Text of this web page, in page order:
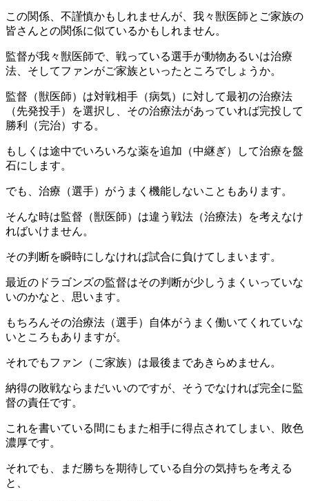
この関係、不謹慎かもしれませんが、我々獣医師とご家族の
皆さんとの関係に似ているかもしれません。
監督が我々獣医師で、戦っている選手が動物あるいは治療
法、そしてファンがご家族といったところでしょうか。
監督（獣医師）は対戦相手（病気）に対して最初の治療法
（先発投手）を選択し、その治療法があっていれば完投して
勝利（完治）する。
もしくは途中でいろいろな薬を追加（中継ぎ）して治療を盤
石にします。
でも、治療（選手）がうまく機能しないこともあります。
そんな時は監督（獣医師）は違う戦法（治療法）を考えなけ
ればいけません。
その判断を瞬時にしなければ試合に負けてしまいます。
最近のドラゴンズの監督はその判断が少しうまくいっていな
いのかなと、思います。
もちろんその治療法（選手）自体がうまく働いてくれていな
いところもありますが。
それでもファン（ご家族）は最後まであきらめません。
納得の敗戦ならまだいいのですが、そうでなければ完全に監
督の責任です。
これを書いている間にもまた相手に得点されてしまい、敗色
濃厚です。
それでも、まだ勝ちを期待している自分の気持ちを考える
と、